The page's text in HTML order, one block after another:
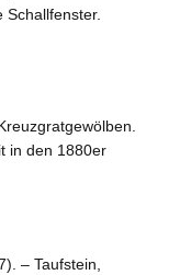
in den 1880er
– Taufstein,